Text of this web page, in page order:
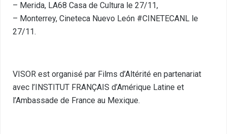
– Merida, LA68 Casa de Cultura le 27/11,
– Monterrey, Cineteca Nuevo León #CINETECANL le
27/11.
VISOR est organisé par Films d’Altérité en partenariat
avec l’INSTITUT FRANÇAIS d’Amérique Latine et
l’Ambassade de France au Mexique.